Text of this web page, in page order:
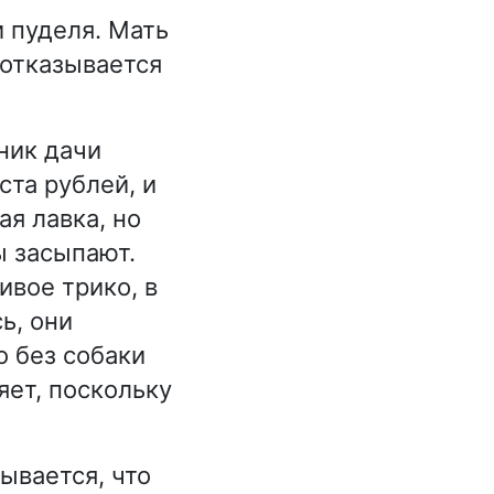
пуделя. Мать
дачи
рублей, и
лавка, но
засыпают.
трико, в
они
без собаки
поскольку
что